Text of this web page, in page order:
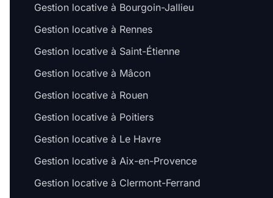
Gestion locative à Bourgoin-Jallieu
Gestion locative à Rennes
Gestion locative à Saint-Étienne
Gestion locative à Mâcon
Gestion locative à Rouen
Gestion locative à Poitiers
Gestion locative à Le Havre
Gestion locative à Aix-en-Provence
Gestion locative à Clermont-Ferrand